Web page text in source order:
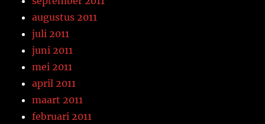
augustus 2011
juli 2011
juni 2011
mei 2011
april 2011
maart 2011
februari 2011